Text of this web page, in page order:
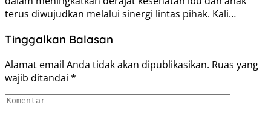
terus diwujudkan melalui sinergi lintas pihak. Kali…
Tinggalkan Balasan
Alamat email Anda tidak akan dipublikasikan. Ruas yang
wajib ditandai *